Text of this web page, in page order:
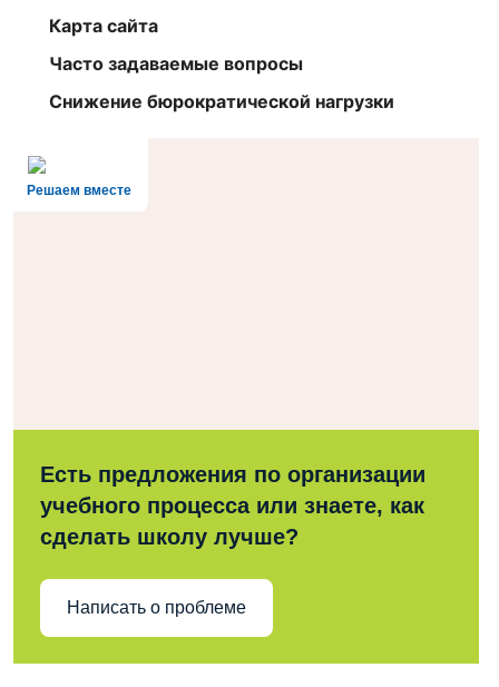
Карта сайта
Часто задаваемые вопросы
Снижение бюрократической нагрузки
Решаем вместе
Есть предложения по организации
учебного процесса или знаете, как
сделать школу лучше?
Написать о проблеме